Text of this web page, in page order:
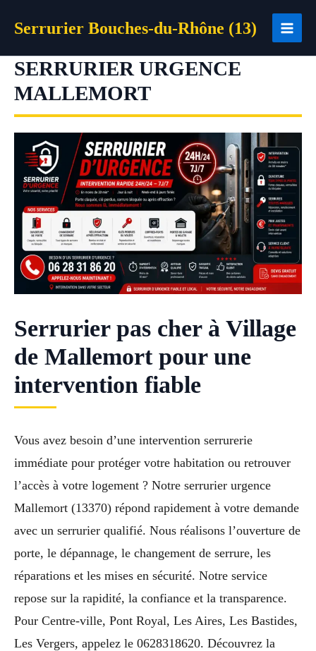
Serrurier Bouches-du-Rhône (13)
SERRURIER URGENCE
MALLEMORT
Serrurier pas cher à Village
de Mallemort pour une
intervention fiable
Vous avez besoin d’une intervention serrurerie
immédiate pour protéger votre habitation ou retrouver
l’accès à votre logement ? Notre serrurier urgence
Mallemort (13370) répond rapidement à votre demande
avec un serrurier qualifié. Nous réalisons l’ouverture de
porte, le dépannage, le changement de serrure, les
réparations et les mises en sécurité. Notre service
repose sur la rapidité, la confiance et la transparence.
Pour Centre-ville, Pont Royal, Les Aires, Les Bastides,
Les Vergers, appelez le 0628318620. Découvrez la